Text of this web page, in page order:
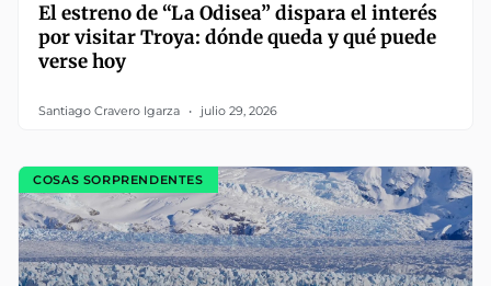
El estreno de “La Odisea” dispara el interés
por visitar Troya: dónde queda y qué puede
verse hoy
Santiago Cravero Igarza julio 29, 2026
COSAS SORPRENDENTES